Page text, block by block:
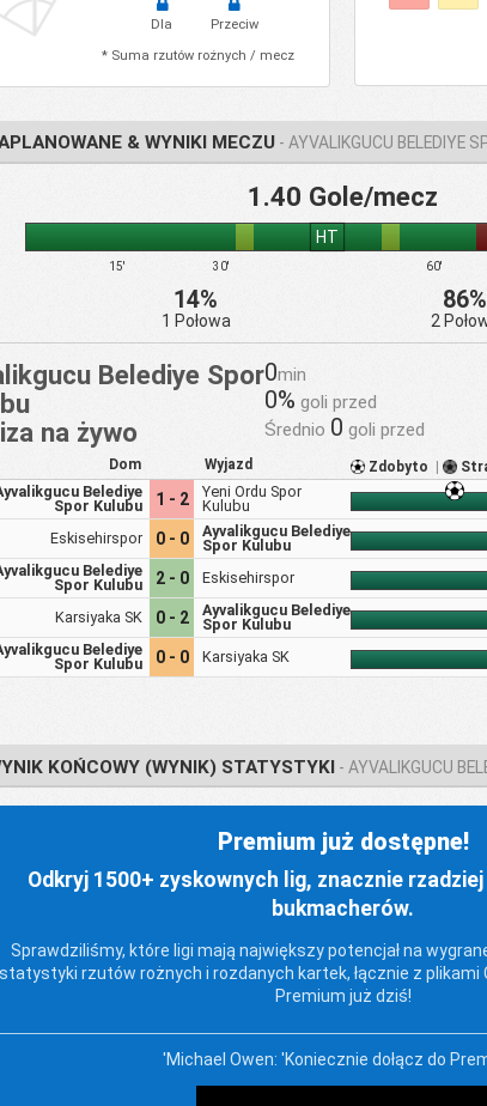
Dla
Przeciw
* Suma rzutów rożnych / mecz
& WYNIKI MECZU - AYVALIKGUCU BELEDIYE
1.40 Gole/mecz
15' 30'
HT
60'
14%
1 Połowa
86%
2
Belediye Spor
na żywo
0min
0% goli przed
Średnio 0 goli przed
Dom Wyjazd Zdobyto
Belediye
Spor Kulubu
1 - 2
Yeni Ordu Spor
Kulubu
Eskisehirspor 0 - 0
Ayvalikgucu Belediye
Spor Kulubu
Belediye
Spor Kulubu
2 - 0 Eskisehirspor
Karsiyaka SK 0 - 2
Ayvalikgucu Belediye
Spor Kulubu
Belediye
Spor Kulubu
0 - 0 Karsiyaka SK
KOŃCOWY (WYNIK) STATYSTYKI - AYVALIKGUCU
Premium już dostępne!
Odkryj 1500+ zyskownych lig, znacznie
bukmacherów.
Sprawdziliśmy, które ligi mają największy potencjał na
statystyki rzutów rożnych i rozdanych kartek, łącznie z plikami
Premium już dziś!
'Michael Owen: 'Koniecznie dołącz do